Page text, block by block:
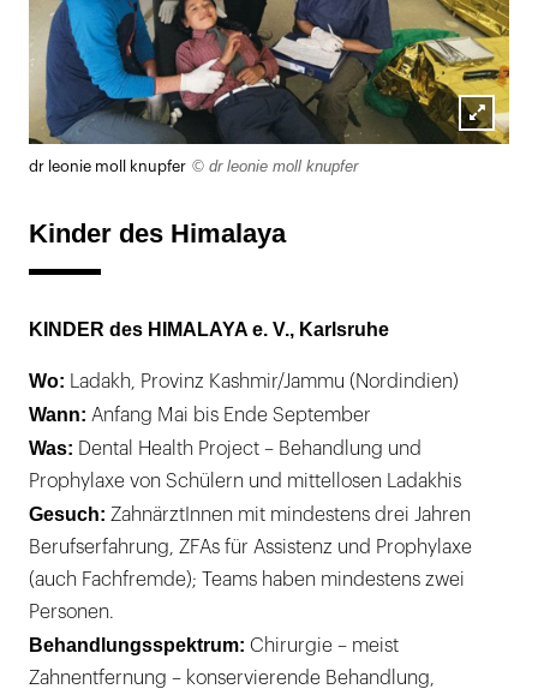
dr leonie moll knupfer © dr leonie moll knupfer
Kinder des Himalaya
KINDER des HIMALAYA e. V., Karlsruhe
Wo: Ladakh, Provinz Kashmir/Jammu (Nordindien)
Wann: Anfang Mai bis Ende September
Was:
Dental Health Project – Behandlung und
Prophylaxe von Schülern und mittellosen Ladakhis
Gesuch: ZahnärztInnen mit mindestens drei Jahren
Berufserfahrung, ZFAs für Assistenz und Prophylaxe
(auch Fachfremde); Teams haben mindestens zwei
Personen.
Behandlungsspektrum: Chirurgie – meist
Zahnentfernung – konservierende Behandlung,